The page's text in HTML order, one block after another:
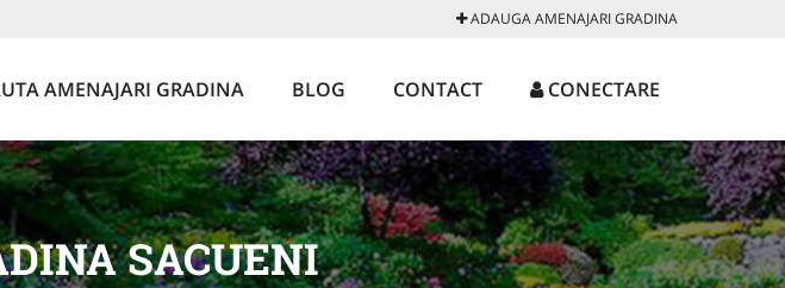
ADAUGA AMENAJARI GRADINA
AMENAJARI GRADINA BLOG CONTACT CONECTARE
SACUENI